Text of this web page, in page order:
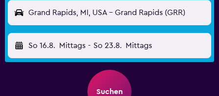
Grand Rapids, MI, USA - Grand Rapids (GRR)
So 16.8. Mittags - So 23.8. Mittags
Suchen